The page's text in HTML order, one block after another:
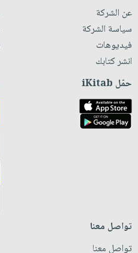
عن الشركة
سياسة الشركة
فيديوهات
انشر كتابك
حمّل iKitab
تواصل معنا
تواصل معنا